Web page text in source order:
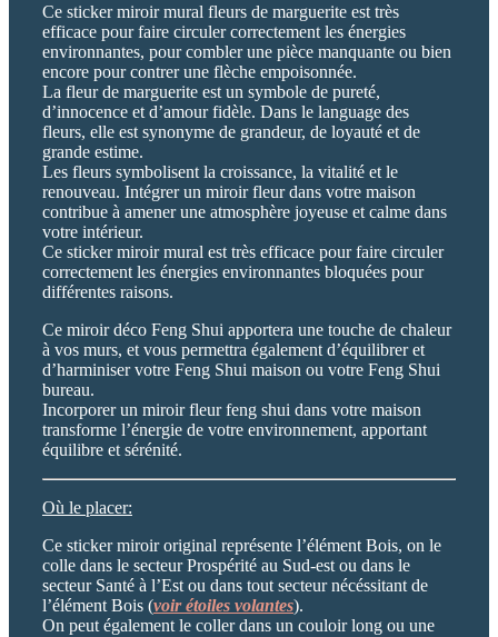
Ce sticker miroir mural fleurs de marguerite est très
efficace pour faire circuler correctement les énergies
environnantes, pour combler une pièce manquante ou bien
encore pour contrer une flèche empoisonnée.
La fleur de marguerite est un symbole de pureté,
d’innocence et d’amour fidèle. Dans le language des
fleurs, elle est synonyme de grandeur, de loyauté et de
grande estime.
Les fleurs symbolisent la croissance, la vitalité et le
renouveau. Intégrer un miroir fleur dans votre maison
contribue à amener une atmosphère joyeuse et calme dans
votre intérieur.
Ce sticker miroir mural est très efficace pour faire circuler
correctement les énergies environnantes bloquées pour
différentes raisons.
Ce miroir déco Feng Shui apportera une touche de chaleur
à vos murs, et vous permettra également d’équilibrer et
d’harminiser votre Feng Shui maison ou votre Feng Shui
bureau.
Incorporer un miroir fleur feng shui dans votre maison
transforme l’énergie de votre environnement, apportant
équilibre et sérénité.
Où le placer:
Ce sticker miroir original représente l’élément Bois, on le
colle dans le secteur Prospérité au Sud-est ou dans le
secteur Santé à l’Est ou dans tout secteur nécéssitant de
l’élément Bois (voir étoiles volantes).
On peut également le coller dans un couloir long ou une